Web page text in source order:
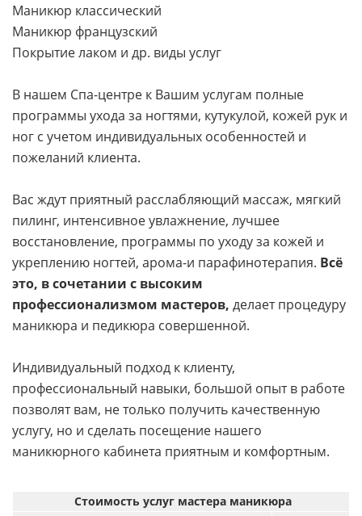
Маникюр классический
Маникюр французский
Покрытие лаком и др. виды услуг
В нашем Спа-центре к Вашим услугам полные
программы ухода за ногтями, кутукулой, кожей рук и
ног с учетом индивидуальных особенностей и
пожеланий клиента.
Вас ждут приятный расслабляющий массаж, мягкий
пилинг, интенсивное увлажнение, лучшее
восстановление, программы по уходу за кожей и
укреплению ногтей, арома-и парафинотерапия. Всё
это, в сочетании с высоким
профессионализмом мастеров, делает процедуру
маникюра и педикюра совершенной.
Индивидуальный подход к клиенту,
профессиональный навыки, большой опыт в работе
позволят вам, не только получить качественную
услугу, но и сделать посещение нашего
маникюрного кабинета приятным и комфортным.
Стоимость услуг мастера маникюра